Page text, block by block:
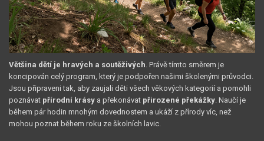
Většina dětí je hravých a soutěživých . Právě tímto směrem je
koncipován celý program, který je podpořen našimi školenými průvodci.
Jsou připraveni tak, aby zaujali děti všech věkových kategorií a pomohli
poznávat přírodní krásy a překonávat přirozené překážky . Naučí je
během pár hodin mnohým dovednostem a ukáží z přírody víc, než
mohou poznat během roku ze školních lavic.